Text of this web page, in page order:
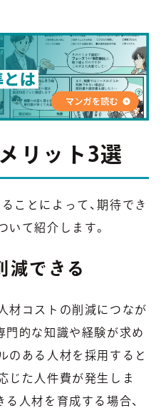
リット3選
ことによって、期待でき
いて紹介します。
減できる
材コストの削減につなが
門的な知識や経験が求め
のある人材を採用すると
じた人件費が発生しま
る人材を育成する場合、